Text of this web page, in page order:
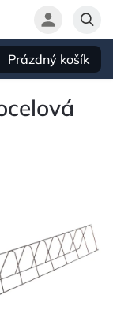
Prázdný košík